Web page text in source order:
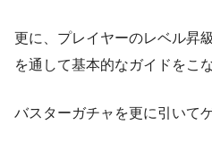
更に、プレイヤーのレベル昇
を通して基本的なガイドをこ
バスターガチャを更に引いて